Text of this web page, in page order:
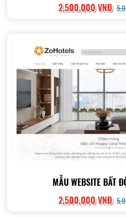
2,500,000 VNĐ
MẪU WEBSITE BẤT
2,500,000 VNĐ